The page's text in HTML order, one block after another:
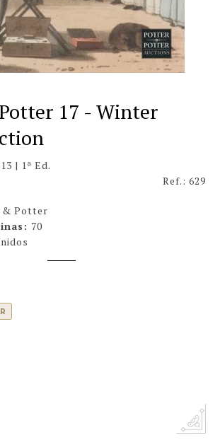
17 - Winter
| 1ª Ed.
Ref.: 629
Potter
70